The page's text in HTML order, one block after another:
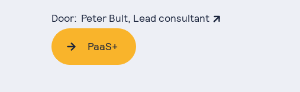
Door: Peter Bult, Lead consultant
PaaS+